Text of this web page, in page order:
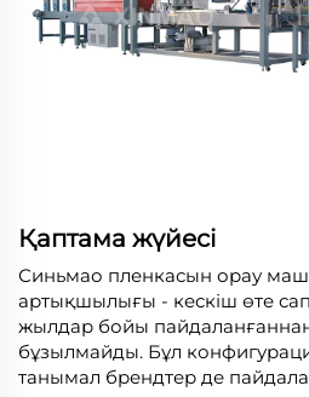
Қаптама жүйесі
Синьмао пленкасын орау
артықшылығы - кескіш өте
жылдар бойы
бұзылмайды. Бұл
танымал брендтер де